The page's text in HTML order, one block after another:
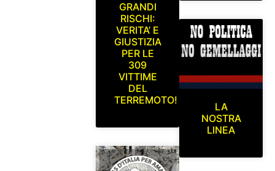
GRANDI
RISCHI:
VERITA’ E
GIUSTIZIA
PER LE
309
VITTIME
DEL
TERREMOTO!
LA
NOSTRA
LINEA